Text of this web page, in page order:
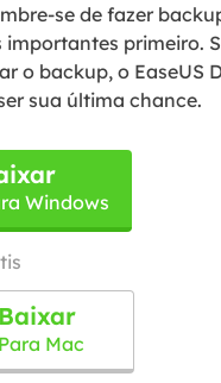
se de fazer
importantes primeiro.
o backup, o EaseUS
sua última chance.
Windows
Baixar
Para Mac